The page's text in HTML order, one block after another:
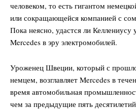
человеком, то есть гигантом
или сокращающейся компанией с
Пока неясно, удастся ли
Mercedes в эру электромобилей.
Уроженец Швеции, который с
немцем, возглавляет Mercedes в
время автомобильная
чем за предыдущие пять